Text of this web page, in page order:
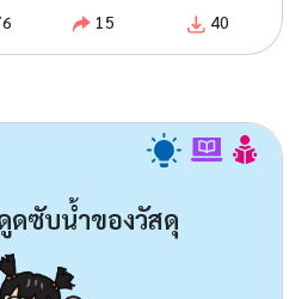
15 40
ดซับน้ำของวัสดุ